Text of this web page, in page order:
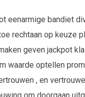
eenarmige bandiet
rechtaan op keuze
geven jackpot
waarde optellen
, en